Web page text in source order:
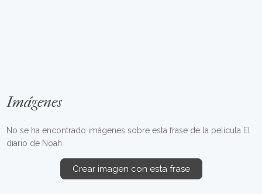
Imágenes
No se ha encontrado imágenes sobre esta frase de la película El
diario de Noah.
Crear imagen con esta frase